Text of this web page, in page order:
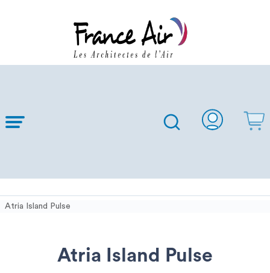
Content
Atria Island Pulse
Atria Island Pulse